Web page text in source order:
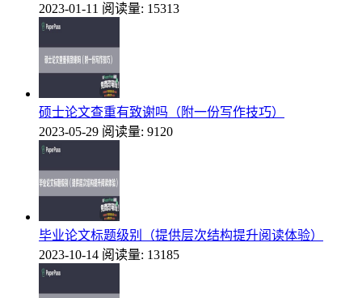
2023-01-11 阅读量: 15313
硕士论文查重有致谢吗（附一份写作技巧）
2023-05-29 阅读量: 9120
毕业论文标题级别（提供层次结构提升阅读体验）
2023-10-14 阅读量: 13185